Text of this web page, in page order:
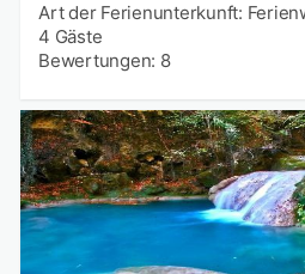
Art der Ferienunterkunft:
4 Gäste
Bewertungen: 8